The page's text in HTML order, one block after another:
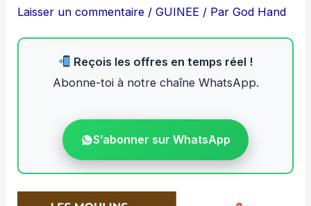
Laisser un commentaire /GUINEE / ParGod Hand
Reçois les offres en temps réel !
Abonne-toi à notre chaîne WhatsApp.
S’abonner sur WhatsApp